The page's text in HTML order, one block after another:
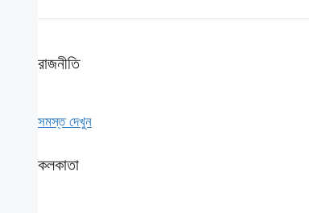
রাজনীতি
সমস্ত দেখুন
কলকাতা